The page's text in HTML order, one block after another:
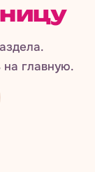
на главную.